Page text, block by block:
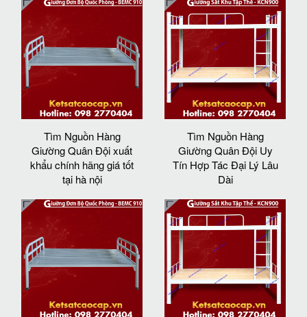
Tìm Nguồn Hàng
Giường Quân Đội xuất
khẩu chính hãng giá tốt
tại hà nội
Tìm Nguồn Hàng
Giường Quân Đội Uy
Tín Hợp Tác Đại Lý Lâu
Dài